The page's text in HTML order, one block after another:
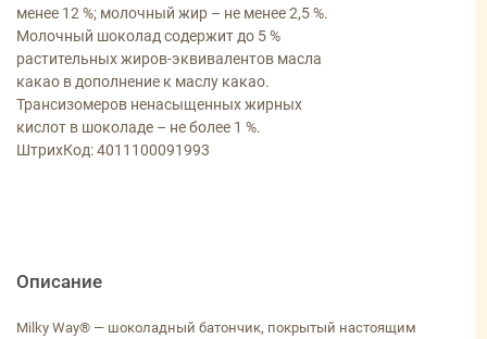
менее 12 %; молочный жир – не менее 2,5 %.
Молочный шоколад содержит до 5 %
растительных жиров-эквивалентов масла
какао в дополнение к маслу какао.
Трансизомеров ненасыщенных жирных
кислот в шоколаде – не более 1 %.
ШтрихКод: 4011100091993
Описание
Milky Way® — шоколадный батончик, покрытый настоящим